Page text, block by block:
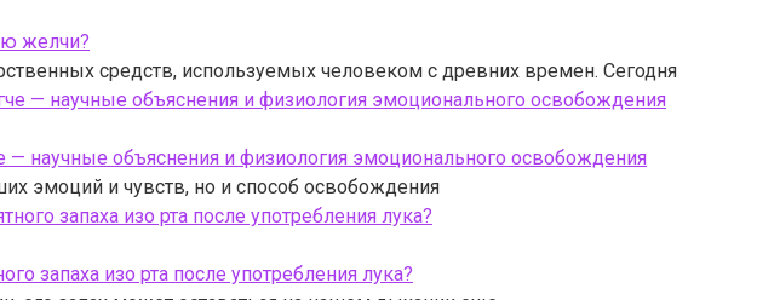
желчи?
средств, используемых человеком с древних времен. Сегодня
— научные объяснения и физиология эмоционального освобождения
эмоций и чувств, но и способ освобождения
запаха изо рта после употребления лука?